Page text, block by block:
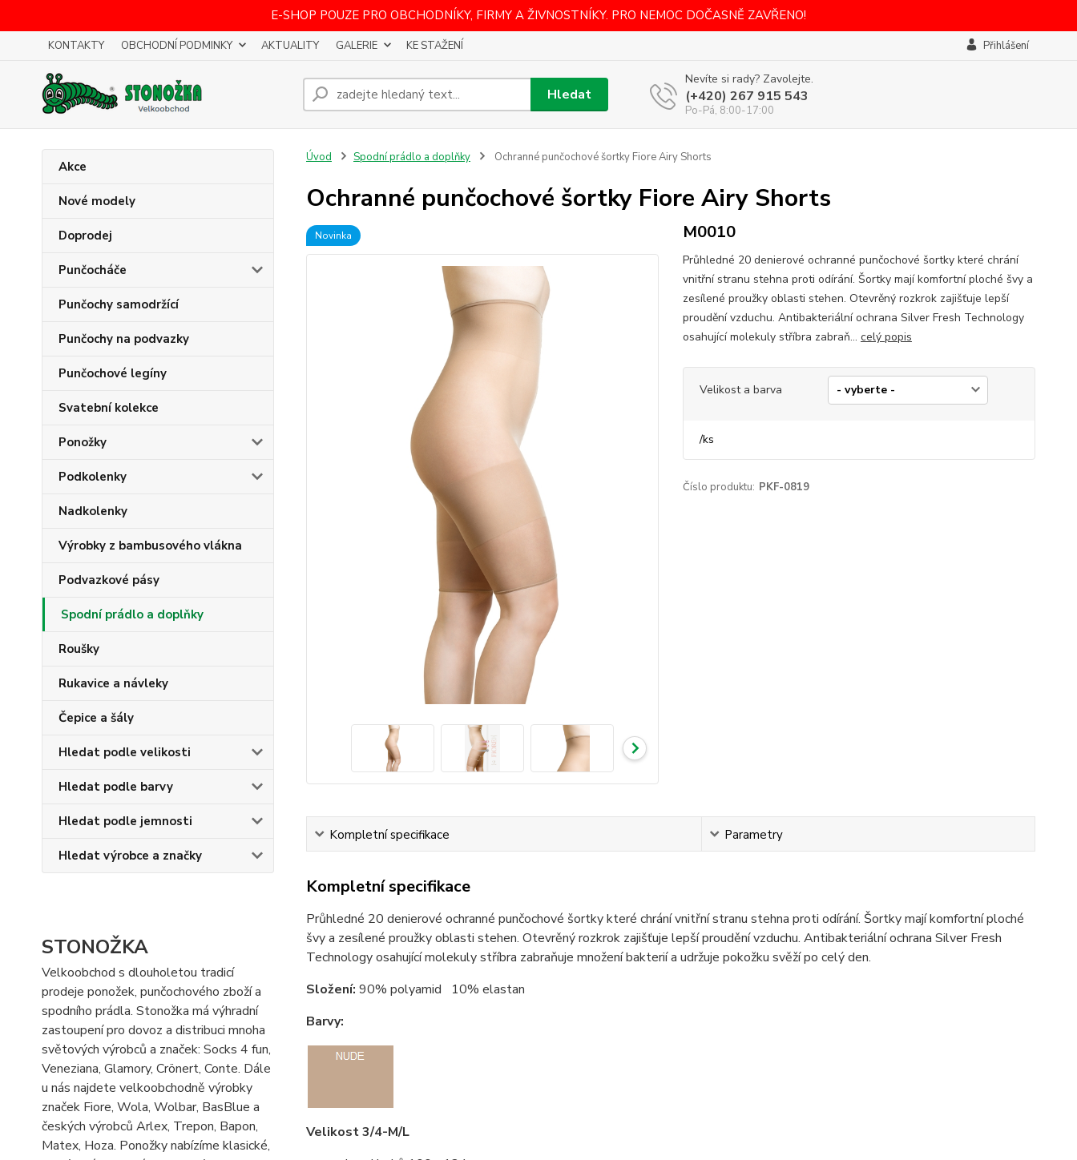
E-SHOP POUZE PRO OBCHODNÍKY, FIRMY A ŽIVNOSTNÍKY. PRO NEMOC DOČASNĚ ZAVŘENO!
KONTAKTY OBCHODNÍ PODMINKY AKTUALITY GALERIE KE STAŽENÍ Přihlášení
Hledat
Nevíte si rady? Zavolejte.
(+420) 267 915 543
Po-Pá, 8:00-17:00
Akce
Nové modely
Doprodej
Punčocháče
Punčochy samodržící
Punčochy na podvazky
Punčochové legíny
Svatební kolekce
Ponožky
Podkolenky
Nadkolenky
Výrobky z bambusového vlákna
Podvazkové pásy
Spodní prádlo a doplňky
Roušky
Rukavice a návleky
Čepice a šály
Hledat podle velikosti
Hledat podle barvy
Hledat podle jemnosti
Hledat výrobce a značky
STONOŽKA
Velkoobchod s dlouholetou tradicí
prodeje ponožek, punčochového zboží a
spodního prádla. Stonožka má výhradní
zastoupení pro dovoz a distribuci mnoha
světových výrobců a značek: Socks 4 fun,
Veneziana, Glamory, Crönert, Conte. Dále
u nás najdete velkoobchodně výrobky
značek Fiore, Wola, Wolbar, BasBlue a
českých výrobců Arlex, Trepon, Bapon,
Matex, Hoza. Ponožky nabízíme klasické,
Úvod Spodní prádlo a doplňky Ochranné punčochové šortky Fiore Airy Shorts
Ochranné punčochové šortky Fiore Airy Shorts
Novinka M0010
Průhledné 20 denierové ochranné punčochové šortky které chrání
vnitřní stranu stehna proti odírání. Šortky mají komfortní ploché švy a
zesílené proužky oblasti stehen. Otevrěný rozkrok zajišťuje lepší
proudění vzduchu. Antibakteriální ochrana Silver Fresh Technology
osahující molekuly stříbra zabraň... celý popis
Velikost a barva
/ks
Číslo produktu: PKF-0819
Kompletní specifikace Parametry
Kompletní specifikace
Průhledné 20 denierové ochranné punčochové šortky které chrání vnitřní stranu stehna proti odírání. Šortky mají komfortní ploché
švy a zesílené proužky oblasti stehen. Otevrěný rozkrok zajišťuje lepší proudění vzduchu. Antibakteriální ochrana Silver Fresh
Technology osahující molekuly stříbra zabraňuje množení bakterií a udržuje pokožku svěží po celý den.
Složení: 90% polyamid 10% elastan
Barvy:
Velikost 3/4-M/L